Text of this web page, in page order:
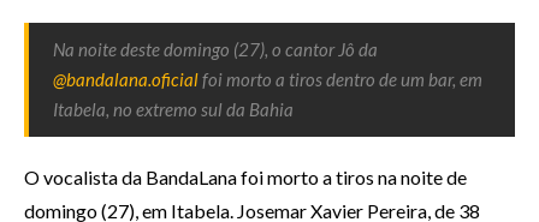
Na noite deste domingo (27), o cantor Jô da
@bandalana.oficialfoi morto a tiros dentro de um bar, em
Itabela, no extremo sul da Bahia
O vocalista da BandaLana foi morto a tiros na noite de
domingo (27), em Itabela. Josemar Xavier Pereira, de 38